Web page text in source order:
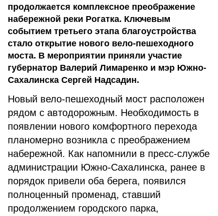
продолжается комплексное преображение
набережной реки Рогатка. Ключевым
событием третьего этапа благоустройства
стало открытие нового вело-пешеходного
моста. В мероприятии приняли участие
губернатор Валерий Лимаренко и мэр Южно-
Сахалинска Сергей Надсадин.
Новый вело-пешеходный мост расположен
рядом с автодорожным. Необходимость в
появлении нового комфортного перехода
планомерно возникла с преображением
набережной. Как напомнили в пресс-службе
администрации Южно-Сахалинска, ранее в
порядок привели оба берега, появился
полноценный променад, ставший
продолжением городского парка,